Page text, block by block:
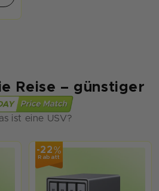
Reise – günstiger
ist eine USV?
-22%
Rabatt